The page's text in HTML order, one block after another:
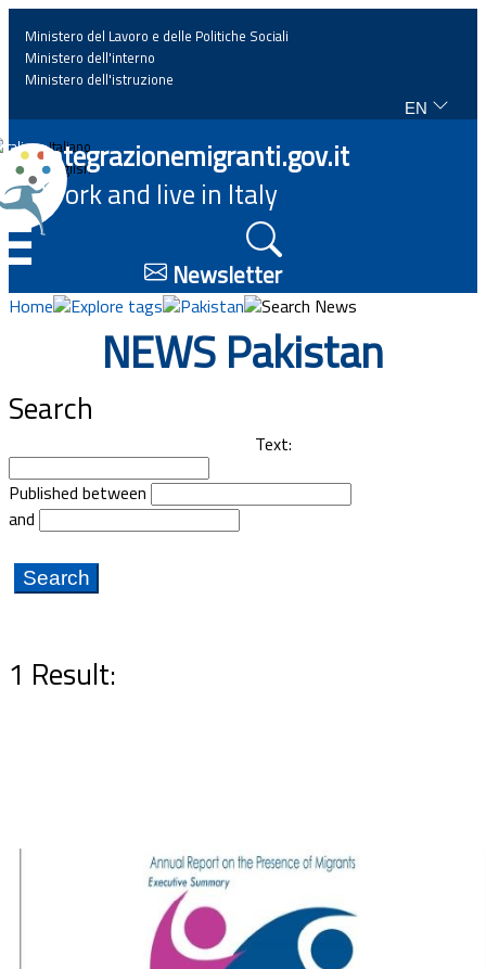
Home
News
Highlights
Events
Regulations and law
Projects
Documents
Ministero del Lavoro e delle Politiche Sociali
Ministero dell'interno
Ministero dell'istruzione
EN
Italiano
English
Integrazionemigranti.gov.it
Work and live in Italy
Newsletter
Home Explore tags Pakistan Search News
NEWS Pakistan
Search
Text:
Published between
and
1 Result: